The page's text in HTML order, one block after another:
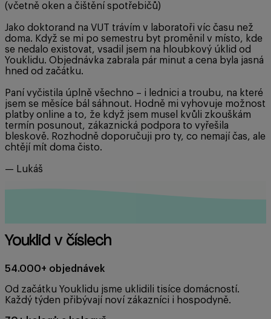
(včetně oken a čištění spotřebičů)
Jako doktorand na VUT trávím v laboratoři víc času než
doma. Když se mi po semestru byt proměnil v místo, kde
se nedalo existovat, vsadil jsem na hloubkový úklid od
Youklidu. Objednávka zabrala pár minut a cena byla jasná
hned od začátku.
Paní vyčistila úplně všechno – i lednici a troubu, na které
jsem se měsíce bál sáhnout. Hodně mi vyhovuje možnost
platby online a to, že když jsem musel kvůli zkouškám
termín posunout, zákaznická podpora to vyřešila
bleskově. Rozhodně doporučuji pro ty, co nemají čas, ale
chtějí mít doma čisto.
— Lukáš
Youklid v číslech
54.000+ objednávek
Od začátku Youklidu jsme uklidili tisíce domácností.
Každý týden přibývají noví zákazníci i hospodyně.